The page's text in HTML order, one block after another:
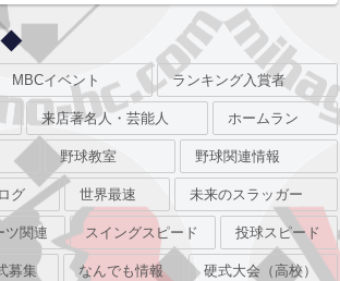
MBCイベント ランキング入賞者
来店著名人・芸能人 ホームラン
野球教室 野球関連情報
グ 世界最速 未来のスラッガー
ツ関連 スイングスピード 投球スピード
募集 なんでも情報 硬式大会（高校）